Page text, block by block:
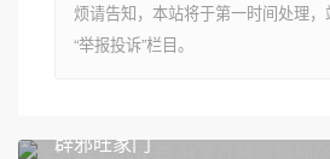
烦请告知，本站将于第一时间处理
“举报投诉”栏目。
辟邪旺家门